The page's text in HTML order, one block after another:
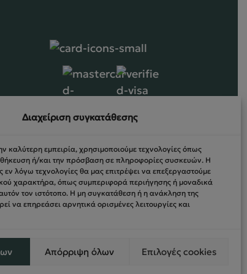
Διαχείριση συγκατάθεσης
καλύτερη εμπειρία, χρησιμοποιούμε τεχνολογίες όπως
ή/και την πρόσβαση σε πληροφορίες συσκευών. Η
εν λόγω τεχνολογίες θα μας επιτρέψει να επεξεργαστούμε
χαρακτήρα, όπως συμπεριφορά περιήγησης ή μοναδικά
τον ιστότοπο. Η μη συγκατάθεση ή η ανάκληση της
να επηρεάσει αρνητικά ορισμένες λειτουργίες και
Απόρριψη όλων Επιλογές cookies